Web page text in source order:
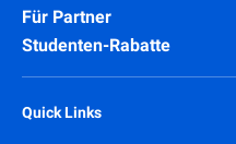
Für Partner
Studenten-Rabatte
Quick Links